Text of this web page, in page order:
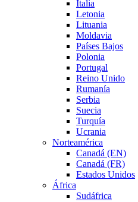
Italia
Letonia
Lituania
Moldavia
Países Bajos
Polonia
Portugal
Reino Unido
Rumanía
Serbia
Suecia
Turquía
Ucrania
Norteamérica
Canadá (EN)
Canadá (FR)
Estados Unidos
África
Sudáfrica